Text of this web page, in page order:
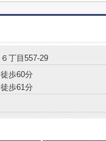
６丁目557-29
徒歩60分
徒歩61分